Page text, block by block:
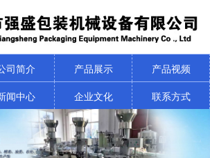
司简介 产品展示
产品视频
闻中心 企业文化 联系方式